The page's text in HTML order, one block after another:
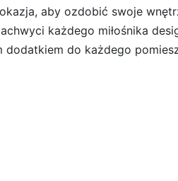
aby ozdobić swoje
każdego miłośnika
do każdego